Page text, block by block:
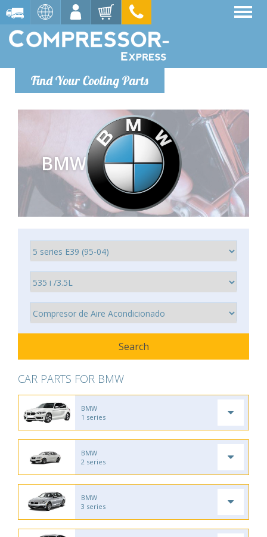
Find Your Cooling Parts
BMW
CAR PARTS FOR BMW
BMW
1 series
BMW
2 series
BMW
3 series